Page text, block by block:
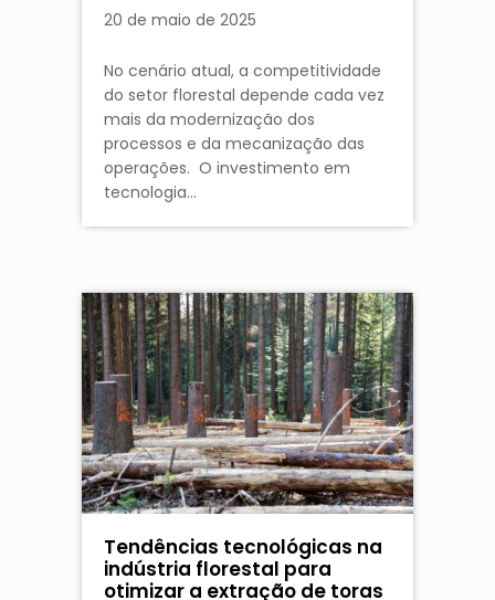
20 de maio de 2025
No cenário atual, a competitividade
do setor florestal depende cada vez
mais da modernização dos
processos e da mecanização das
operações. O investimento em
tecnologia…
Tendências tecnológicas na
indústria florestal para
otimizar a extração de toras